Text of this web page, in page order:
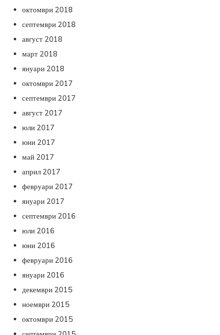
октомври 2018
септември 2018
август 2018
март 2018
януари 2018
октомври 2017
септември 2017
август 2017
юли 2017
юни 2017
май 2017
април 2017
февруари 2017
януари 2017
септември 2016
юли 2016
юни 2016
февруари 2016
януари 2016
декември 2015
ноември 2015
октомври 2015